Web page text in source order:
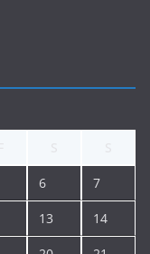
6 7
13 14